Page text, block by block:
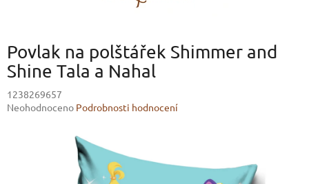
Povlak na polštářek Shimmer and
Shine Tala a Nahal
1238269657
Průměrné
Neohodnoceno Podrobnosti hodnocení